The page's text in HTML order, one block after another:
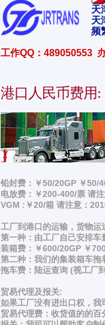
天
天
频
工作QQ：489050553
港口人民币费用:
铅封费：￥50/20GP ￥50/
电放费：￥200-400/票 请
VGM :￥20/箱 请注意：
工厂到港口的运输，货物运
第一种：由工厂自己安排车
装箱费：￥600/20GP ￥
第二种：我们的集装箱车拖
拖车费：陆运查询 (视工厂
贸易代理及报关:
如果工厂没有进出口权，我
贸易代理费：收货值的的百